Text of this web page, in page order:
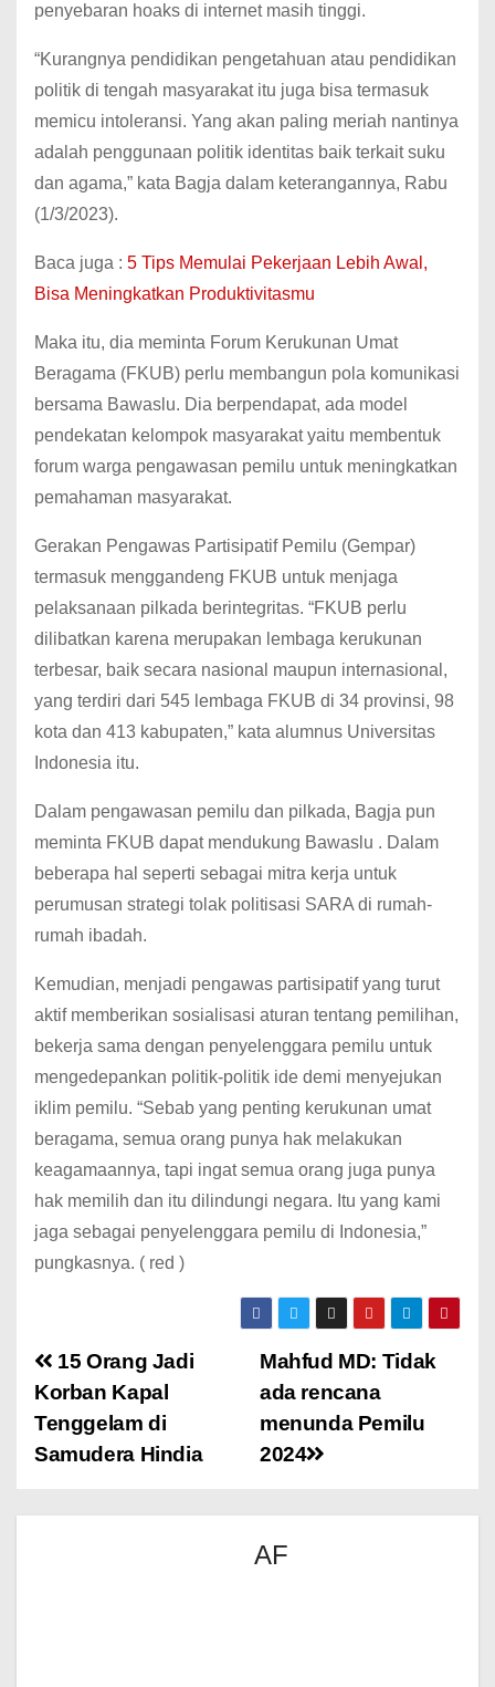
penyebaran hoaks di internet masih tinggi.
“Kurangnya pendidikan pengetahuan atau pendidikan
politik di tengah masyarakat itu juga bisa termasuk
memicu intoleransi. Yang akan paling meriah nantinya
adalah penggunaan politik identitas baik terkait suku
dan agama,” kata Bagja dalam keterangannya, Rabu
(1/3/2023).
Baca juga : 5 Tips Memulai Pekerjaan Lebih Awal,
Bisa Meningkatkan Produktivitasmu
Maka itu, dia meminta Forum Kerukunan Umat
Beragama (FKUB) perlu membangun pola komunikasi
bersama Bawaslu. Dia berpendapat, ada model
pendekatan kelompok masyarakat yaitu membentuk
forum warga pengawasan pemilu untuk meningkatkan
pemahaman masyarakat.
Gerakan Pengawas Partisipatif Pemilu (Gempar)
termasuk menggandeng FKUB untuk menjaga
pelaksanaan pilkada berintegritas. “FKUB perlu
dilibatkan karena merupakan lembaga kerukunan
terbesar, baik secara nasional maupun internasional,
yang terdiri dari 545 lembaga FKUB di 34 provinsi, 98
kota dan 413 kabupaten,” kata alumnus Universitas
Indonesia itu.
Dalam pengawasan pemilu dan pilkada, Bagja pun
meminta FKUB dapat mendukung Bawaslu . Dalam
beberapa hal seperti sebagai mitra kerja untuk
perumusan strategi tolak politisasi SARA di rumah-
rumah ibadah.
Kemudian, menjadi pengawas partisipatif yang turut
aktif memberikan sosialisasi aturan tentang pemilihan,
bekerja sama dengan penyelenggara pemilu untuk
mengedepankan politik-politik ide demi menyejukan
iklim pemilu. “Sebab yang penting kerukunan umat
beragama, semua orang punya hak melakukan
keagamaannya, tapi ingat semua orang juga punya
hak memilih dan itu dilindungi negara. Itu yang kami
jaga sebagai penyelenggara pemilu di Indonesia,”
pungkasnya. ( red )
Mahfud MD: Tidak
ada rencana
menunda Pemilu
2024
15 Orang Jadi
Korban Kapal
Tenggelam di
Samudera Hindia
AF